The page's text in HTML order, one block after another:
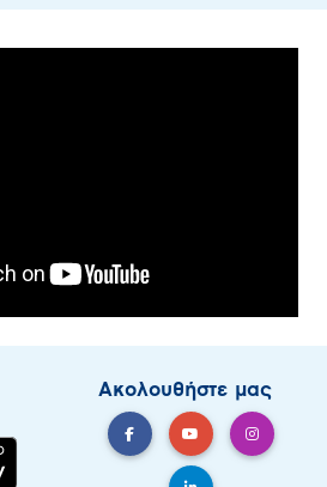
Ακολουθήστε μας